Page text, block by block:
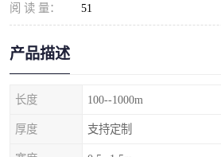
阅 读 量： 51
产品描述
长度 100--1000m
厚度 支持定制